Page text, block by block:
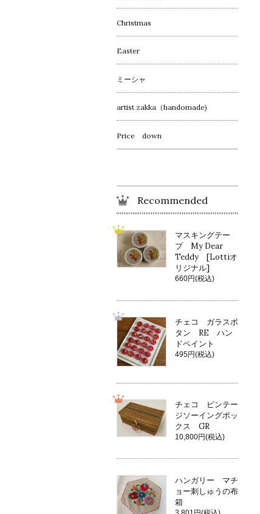
Christmas
Easter
ミーシャ
artist zakka（handomade)
Price down
Recommended
マスキングテー
プ My Dear
Teddy [Lottiオ
リジナル]
660円(税込)
チェコ ガラスボ
タン RE ハン
ドペイント
495円(税込)
チェコ ビンテー
ジソーイングボッ
クス GR
10,800円(税込)
ハンガリー マチ
ョー刺しゅうの布
箱